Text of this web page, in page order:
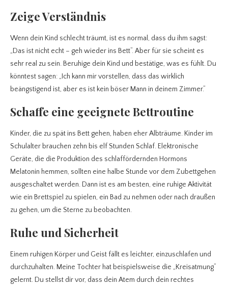
Zeige Verständnis
Wenn dein Kind schlecht träumt, ist es normal, dass du ihm sagst:
„Das ist nicht echt – geh wieder ins Bett“. Aber für sie scheint es
sehr real zu sein. Beruhige dein Kind und bestätige, was es fühlt. Du
könntest sagen: „Ich kann mir vorstellen, dass das wirklich
beängstigend ist, aber es ist kein böser Mann in deinem Zimmer.“
Schaffe eine geeignete Bettroutine
Kinder, die zu spät ins Bett gehen, haben eher Albträume. Kinder im
Schulalter brauchen zehn bis elf Stunden Schlaf. Elektronische
Geräte, die die Produktion des schlaffördernden Hormons
Melatonin hemmen, sollten eine halbe Stunde vor dem Zubettgehen
ausgeschaltet werden. Dann ist es am besten, eine ruhige Aktivität
wie ein Brettspiel zu spielen, ein Bad zu nehmen oder nach draußen
zu gehen, um die Sterne zu beobachten.
Ruhe und Sicherheit
Einem ruhigen Körper und Geist fällt es leichter, einzuschlafen und
durchzuhalten. Meine Tochter hat beispielsweise die „Kreisatmung“
gelernt. Du stellst dir vor, dass dein Atem durch dein rechtes